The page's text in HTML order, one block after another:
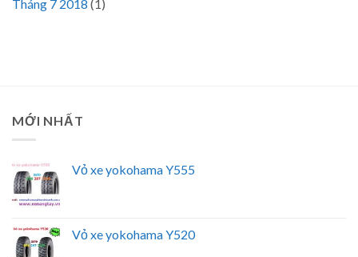
Tháng 7 2018 (1)
MỚI NHẤT
Vỏ xe yokohama Y555
Vỏ xe yokohama Y520